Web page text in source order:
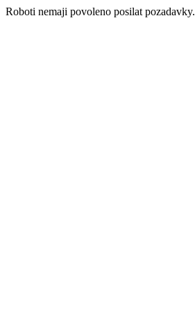
Roboti nemaji povoleno posilat pozadavky.